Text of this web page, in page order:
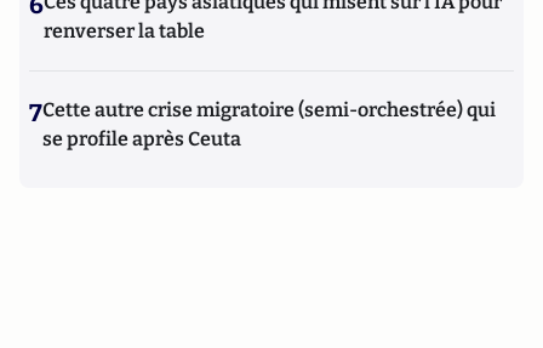
renverser la table
7Cette autre crise migratoire (semi-orchestrée) qui
se profile après Ceuta